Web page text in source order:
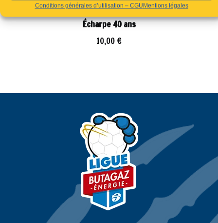
Conditions générales d’utilisation – CGUMentions légales
Écharpe 40 ans
10,00 €